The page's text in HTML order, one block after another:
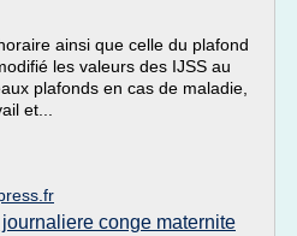
ainsi que celle du plafond
les valeurs des IJSS au
plafonds en cas de maladie,
et...
conge maternite